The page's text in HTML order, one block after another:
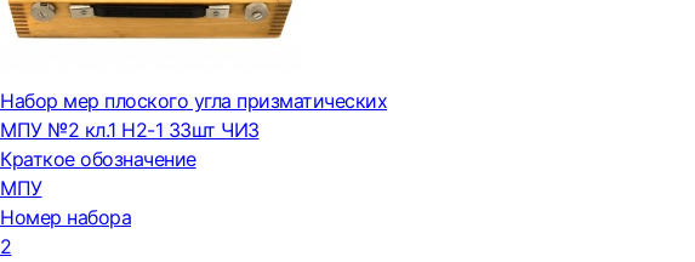
Набор мер плоского угла призматических
МПУ №2 кл.1 Н2-1 33шт ЧИЗ
Краткое обозначение
МПУ
Номер набора
2